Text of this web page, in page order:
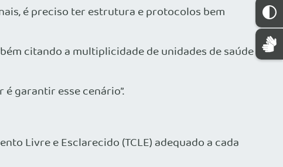
é preciso ter estrutura e protocolos bem
citando a multiplicidade de unidades de saúde
garantir esse cenário”.
Livre e Esclarecido (TCLE) adequado a cada